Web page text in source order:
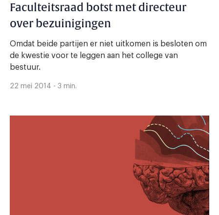
Faculteitsraad botst met directeur
over bezuinigingen
Omdat beide partijen er niet uitkomen is besloten om
de kwestie voor te leggen aan het college van
bestuur.
22 mei 2014 - 3 min.